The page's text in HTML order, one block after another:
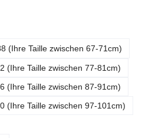
(Ihre Taille zwischen 67-71cm)
(Ihre Taille zwischen 77-81cm)
(Ihre Taille zwischen 87-91cm)
(Ihre Taille zwischen 97-101cm)